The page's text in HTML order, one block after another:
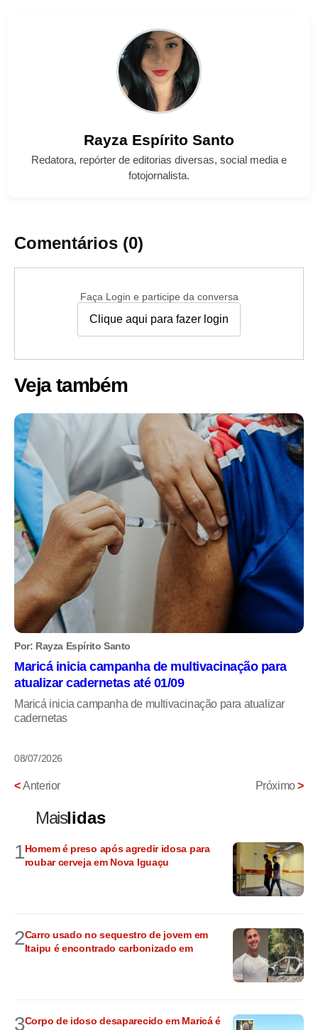
Rayza Espírito Santo
Redatora, repórter de editorias diversas, social media e
fotojornalista.
Comentários (0)
Faça Login e participe da conversa
Clique aqui para fazer login
Veja também
Por: Rayza Espírito Santo
Maricá inicia campanha de multivacinação para
atualizar cadernetas até 01/09
Maricá inicia campanha de multivacinação para atualizar
cadernetas
08/07/2026
<Anterior Próximo>
Maislidas
1Homem é preso após agredir idosa para
roubar cerveja em Nova Iguaçu
2Carro usado no sequestro de jovem em
Itaipu é encontrado carbonizado em
3Corpo de idoso desaparecido em Maricá é